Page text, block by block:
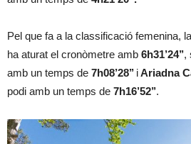
Pel que fa a la classificació femenina,
ha aturat el cronòmetre amb 6h31’24’’,
amb un temps de 7h08’28’’ iAriadna
podi amb un temps de 7h16’52’’.